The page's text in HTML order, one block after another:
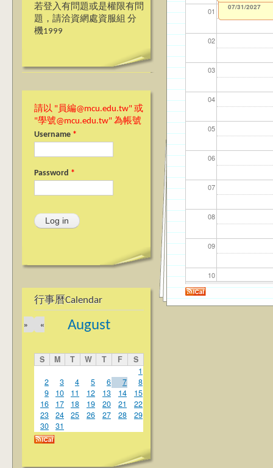
若登入有問題或是權限有問
題，請洽資網處資服組 分
機1999
請以 "員編@mcu.edu.tw" 或
"學號@mcu.edu.tw" 為帳號
Username *
Password *
行事曆Calendar
August
«
»
S M T W T F
S
1
2
3 4 5 6 7
8
9
10 11 12 13 14
15
16
17 18 19 20 21
22
23
24 25 26 27 28
29
30
31
01
02
03
04
05
06
07
08
09
10
11
12/31/2027
07/31/2027